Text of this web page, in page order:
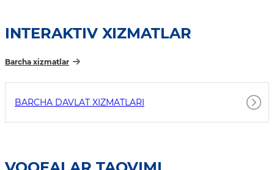
INTERAKTIV XIZMATLAR
Barcha xizmatlar
BARCHA DAVLAT XIZMATLARI